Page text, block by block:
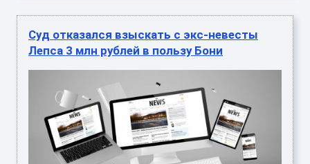
Суд отказался взыскать с экс-невесты
Лепса 3 млн рублей в пользу Бони